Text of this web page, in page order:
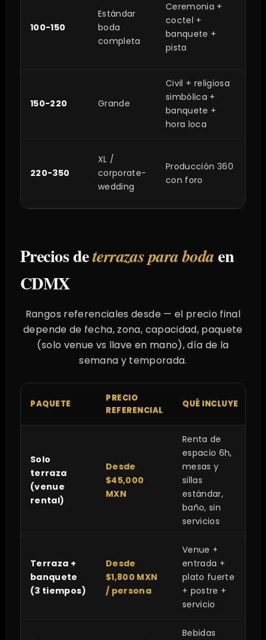
100-150
Estándar
boda
completa
Ceremonia +
coctel +
banquete +
pista
150-220 Grande
Civil + religiosa
simbólica +
banquete +
hora loca
220-350
XL /
corporate-
wedding
Producción 360
con foro
Precios deterrazas para bodaen
CDMX
Rangos referenciales desde — el precio final
depende de fecha, zona, capacidad, paquete
(solo venue vs llave en mano), día de la
semana y temporada.
PAQUETE
PRECIO
REFERENCIAL
QUÉ INCLUYE
Solo
terraza
(venue
rental)
Desde
$45,000
MXN
Renta de
espacio 6h,
mesas y
sillas
estándar,
baño, sin
servicios
Terraza +
banquete
(3 tiempos)
Desde
$1,800 MXN
/ persona
Venue +
entrada +
plato fuerte
+ postre +
servicio
Bebidas